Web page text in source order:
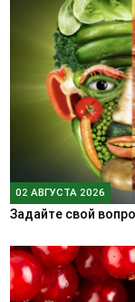
02 АВГУСТА 2026
Задайте свой